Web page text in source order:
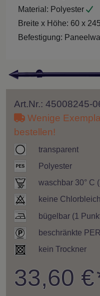
Material: Polyester
Breite x Höhe: 60 x
Befestigung:
Art.Nr.: 45008245-
Wenige
bestellen!
transparent
Polyester
waschbar 30° C
keine
bügelbar (1
beschränkte
kein Trockner
33,60 €